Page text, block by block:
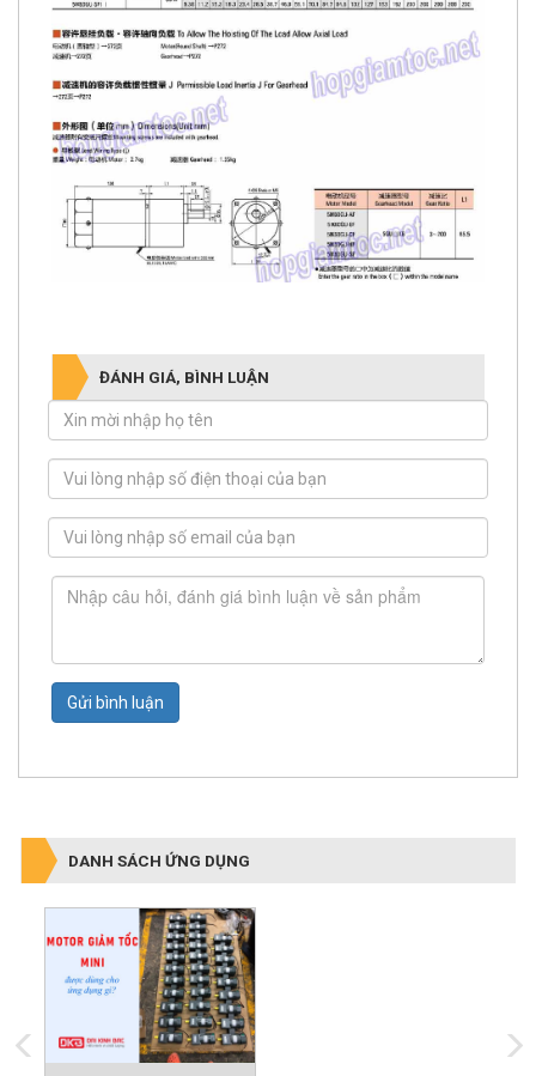
ĐÁNH GIÁ, BÌNH LUẬN
Gửi bình luận
DANH SÁCH ỨNG DỤNG